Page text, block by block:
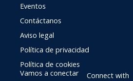
Eventos
Contáctanos
Aviso legal
Política de privacidad
Política de cookies
Vamos a conectar
Connect with